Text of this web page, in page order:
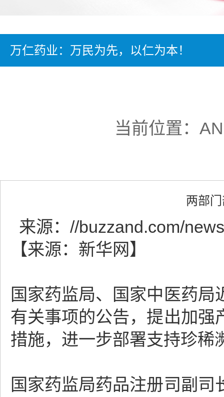
万仁药业：万民为先，以仁为本！
当前位置：
两部
来源： //buzzand.com/
【来源：新华网】
国家药监局、国家中医药
有关事项的公告，提出加强
措施，进一步部署支持珍稀
国家药监局药品注册司副